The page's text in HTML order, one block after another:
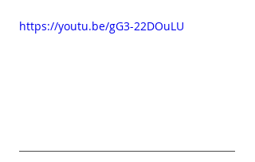
https://youtu.be/gG3-22DOuLU